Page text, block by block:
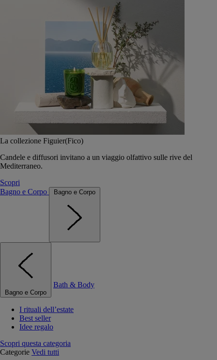
La collezione Figuier(Fico)
Candele e diffusori invitano a un viaggio olfattivo sulle rive del
Mediterraneo.
Scopri
Bagno e Corpo
Bagno e Corpo
Bagno e Corpo
Bath & Body
I rituali dell’estate
Best seller
Idee regalo
Scopri questa categoria
Categorie Vedi tutti